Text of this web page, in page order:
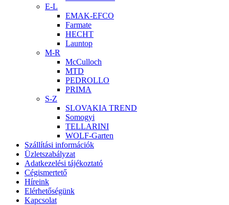
E-L
EMAK-EFCO
Farmate
HECHT
Launtop
M-R
McCulloch
MTD
PEDROLLO
PRIMA
S-Z
SLOVAKIA TREND
Somogyi
TELLARINI
WOLF-Garten
Szállítási információk
Üzletszabályzat
Adatkezelési tájékoztató
Cégismertető
Híreink
Elérhetőségünk
Kapcsolat